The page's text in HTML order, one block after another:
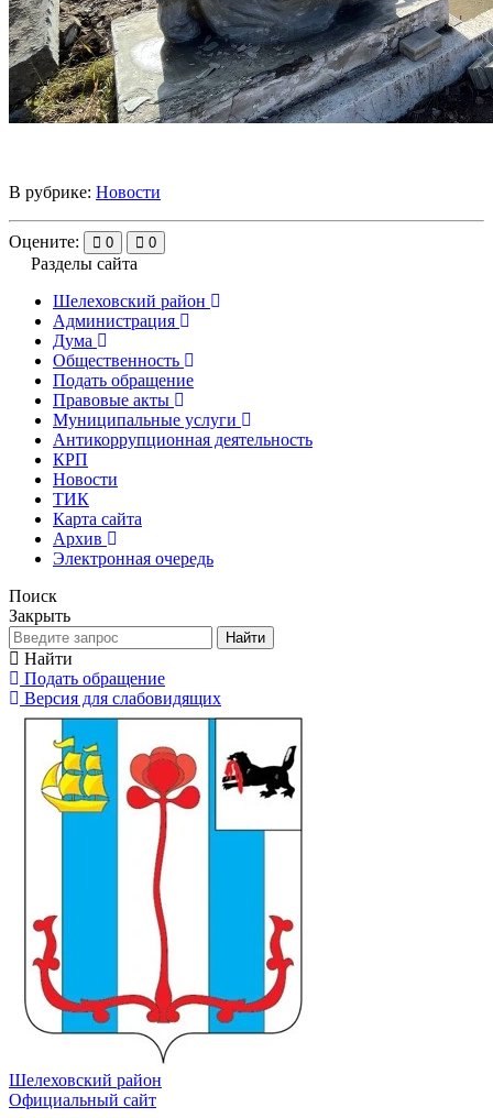
В рубрике: Новости
Оцените: 0 0
Разделы сайта
Шелеховский район
Администрация
Дума
Общественность
Подать обращение
Правовые акты
Муниципальные услуги
Антикоррупционная деятельность
КРП
Новости
ТИК
Карта сайта
Архив
Электронная очередь
Поиск
Закрыть
Найти
Найти
Подать обращение
Версия для слабовидящих
Шелеховский район
Официальный сайт